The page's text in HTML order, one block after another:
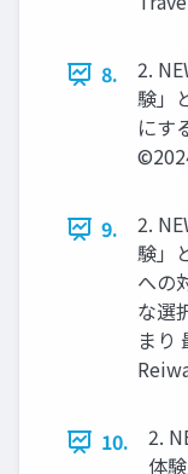
8.
2.
験」
にす
9.
2.
験」
への
な選
まり
10.
2.
体